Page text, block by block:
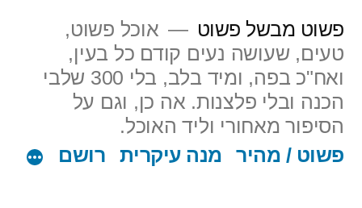
לתוכן
פשוט מבשל פשוט
אוכל פשוט,
טעים, שעושה נעים קודם כל בעין,
ואח"כ בפה, ומיד בלב, בלי 300 שלבי
הכנה ובלי פלצנות. אה כן, וגם על
הסיפור מאחורי וליד האוכל.
פשוט / מהיר
מנה עיקרית רושם